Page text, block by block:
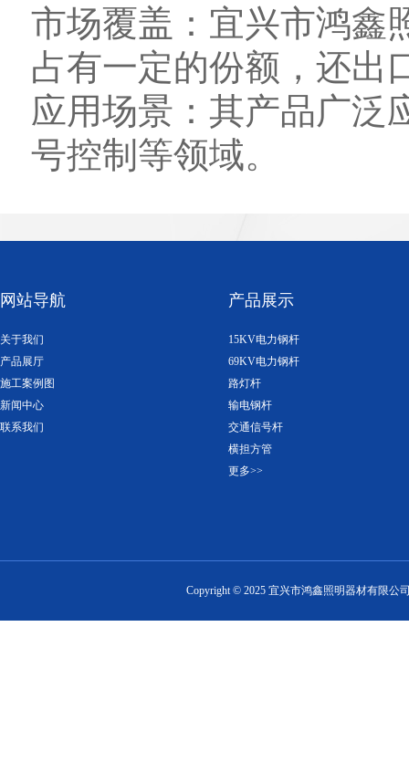
市场覆盖：宜兴市鸿鑫
占有一定的份额，还出
应用场景：其产品广泛
号控制等领域。
网站导航
关于我们
产品展厅
施工案例图
新闻中心
联系我们
产品展示
15KV电力钢杆
69KV电力钢杆
路灯杆
输电钢杆
交通信号杆
横担方管
更多>>
Copyright © 2025 宜兴市鸿鑫照明器材有限公